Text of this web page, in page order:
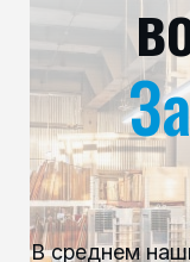
В среднем